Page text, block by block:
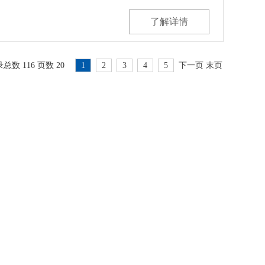
了解详情
总数 116 页数 20 1 2 3 4 5 下一页 末页